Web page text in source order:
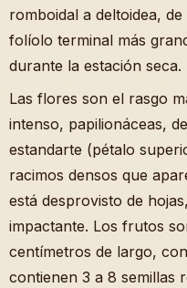
romboidal a deltoidea,
folíolo terminal más
durante la estación seca.
Las flores son el rasgo
intenso, papilionáceas,
estandarte (pétalo
racimos densos que
está desprovisto de
impactante. Los frutos
centímetros de largo,
contienen 3 a 8 semillas